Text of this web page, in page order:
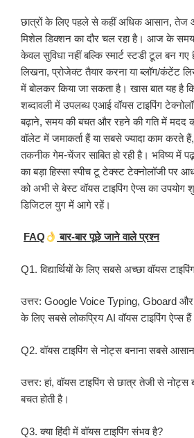
छात्रों के लिए पहले से कहीं अधिक आसान, तेज
मिशेल डिक्शन का दौर चल रहा है। आज के समय
केवल सुविधा नहीं बल्कि स्मार्ट स्टडी टूल बन गए
लिखना, प्रोजेक्ट तैयार करना या ब्लॉग/कंटेंट
में बोलकर किया जा सकता है। खास बात यह है
शब्दावली में उपलब्ध एआई वॉयस टाइपिंग
बढ़ाने, समय की बचत और रहने की गति में मदद
वॉलेट में जमाकर्ता हैं या सबसे ज्यादा काम करते
तकनीक गेम-चेंजर साबित हो रही है। भविष्य में
का बड़ा हिस्सा स्पीच टू टेक्स्ट टेक्नोलॉजी पर
को अभी से बेस्ट वॉयस टाइपिंग ऐप्स का उपयोग
डिजिटल युग में आगे रहें।
FAQ बार-बार पूछे जाने वाले प्रश्न
Q1. विद्यार्थियों के लिए सबसे अच्छा वॉयस
उत्तर: Google Voice Typing, Gboard और
के लिए सबसे लोकप्रिय AI वॉयस टाइपिंग ऐप्स
Q2. वॉयस टाइपिंग से नोट्स बनाना सबसे
उत्तर: हां, वॉयस टाइपिंग से छात्र तेजी से
बचत होती है।
Q3. क्या हिंदी में वॉयस टाइपिंग संभव है?